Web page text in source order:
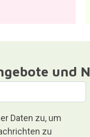
und
Daten zu, um
zu